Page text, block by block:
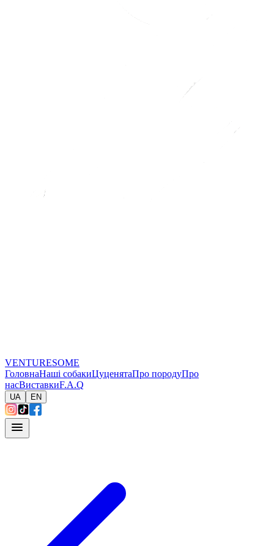
VENTURESOME
ГоловнаНаші собакиЦуценятаПро породуПро
насВиставкиF.A.Q
UA EN